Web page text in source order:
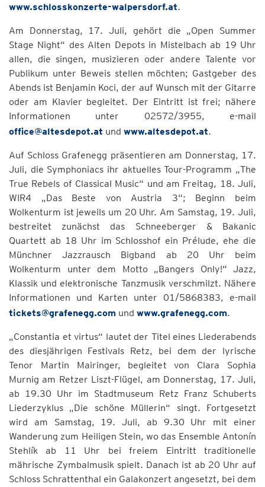
www.schlosskonzerte-walpersdorf.at.
Am Donnerstag, 17. Juli, gehört die „Open Summer
Stage Night“ des Alten Depots in Mistelbach ab 19 Uhr
allen, die singen, musizieren oder andere Talente vor
Publikum unter Beweis stellen möchten; Gastgeber des
Abends ist Benjamin Koci, der auf Wunsch mit der Gitarre
oder am Klavier begleitet. Der Eintritt ist frei; nähere
Informationen unter 02572/3955, e-mail
office@altesdepot.at und www.altesdepot.at.
Auf Schloss Grafenegg präsentieren am Donnerstag, 17.
Juli, die Symphoniacs ihr aktuelles Tour-Programm „The
True Rebels of Classical Music“ und am Freitag, 18. Juli,
WIR4 „Das Beste von Austria 3“; Beginn beim
Wolkenturm ist jeweils um 20 Uhr. Am Samstag, 19. Juli,
bestreitet zunächst das Schneeberger & Bakanic
Quartett ab 18 Uhr im Schlosshof ein Prélude, ehe die
Münchner Jazzrausch Bigband ab 20 Uhr beim
Wolkenturm unter dem Motto „Bangers Only!“ Jazz,
Klassik und elektronische Tanzmusik verschmilzt. Nähere
Informationen und Karten unter 01/5868383, e-mail
tickets@grafenegg.com und www.grafenegg.com.
„Constantia et virtus“ lautet der Titel eines Liederabends
des diesjährigen Festivals Retz, bei dem der lyrische
Tenor Martin Mairinger, begleitet von Clara Sophia
Murnig am Retzer Liszt-Flügel, am Donnerstag, 17. Juli,
ab 19.30 Uhr im Stadtmuseum Retz Franz Schuberts
Liederzyklus „Die schöne Müllerin“ singt. Fortgesetzt
wird am Samstag, 19. Juli, ab 9.30 Uhr mit einer
Wanderung zum Heiligen Stein, wo das Ensemble Antonín
Stehlík ab 11 Uhr bei freiem Eintritt traditionelle
mährische Zymbalmusik spielt. Danach ist ab 20 Uhr auf
Schloss Schrattenthal ein Galakonzert angesetzt, bei dem